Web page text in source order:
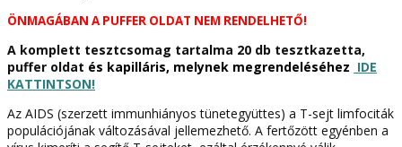
2,5
Abbott/Determine
mennyiség
ÖNMAGÁBAN A PUFFER OLDAT NEM RENDELHETŐ!
A komplett tesztcsomag tartalma 20 db tesztkazetta,
puffer oldat és kapilláris, melynek megrendeléséhez IDE
KATTINTSON!
Az AIDS (szerzett immunhiányos tünetegyüttes) a T-sejt limfociták
populációjának változásával jellemezhető. A fertőzött egyénben a